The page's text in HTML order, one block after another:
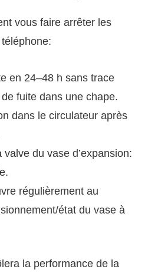
vous faire arrêter les
en 24–48 h sans trace
fuite dans une chape.
dans le circulateur après
du vase d’expansion:
régulièrement au
état du vase à
la performance de la